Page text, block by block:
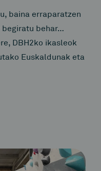
baina erraparatzen
begiratu behar…
DBH2ko ikasleok
Euskaldunak eta